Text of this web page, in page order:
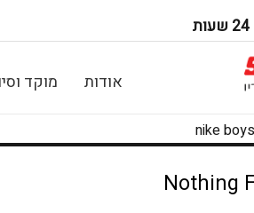
אודות מוקד
nike
Nothing